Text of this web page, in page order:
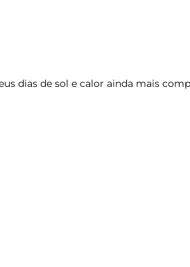
dias de sol e calor ainda mais